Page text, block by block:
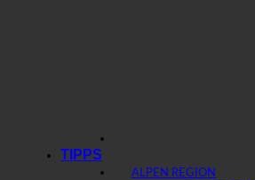
TIPPS
ALPEN REGION